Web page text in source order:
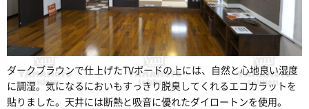
ダークブラウンで仕上げたTVボードの上には、自然と心地良い湿度
に調湿。気になるにおいもすっきり脱臭してくれるエコカラットを
貼りました。天井には断熱と吸音に優れたダイロートンを使用。